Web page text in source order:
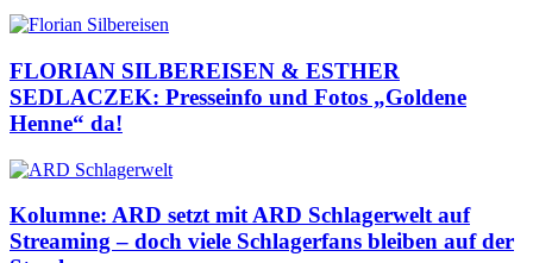
FLORIAN SILBEREISEN & ESTHER
SEDLACZEK: Presseinfo und Fotos „Goldene
Henne“ da!
Kolumne: ARD setzt mit ARD Schlagerwelt auf
Streaming – doch viele Schlagerfans bleiben auf der